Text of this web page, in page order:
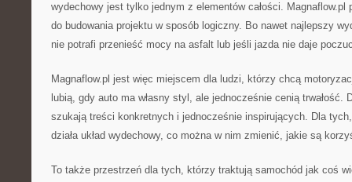
wydechowy jest tylko jednym z elementów całości.
do budowania projektu w sposób logiczny. Bo nawet najlepszy
nie potrafi przenieść mocy na asfalt lub jeśli jazda nie daje
Magnaflow.pl jest więc miejscem dla ludzi, którzy chcą
lubią, gdy auto ma własny styl, ale jednocześnie cenią trwałość.
szukają treści konkretnych i jednocześnie inspirujących. Dla
działa układ wydechowy, co można w nim zmienić, jakie są
To także przestrzeń dla tych, którzy traktują samochód jak coś